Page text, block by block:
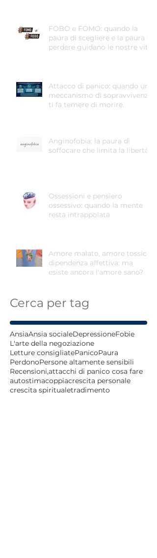
FOBO e FOMO: quando la
paura di scegliere e la paura di
perdere guidano le nostre vite
Attacco di panico: quando un
meccanismo di sopravvivenza
ti fa temere di morire.
Anginofobia: la paura di
soffocare che limita la libertà
Ossessioni e pensiero
ossessivo: quando la mente
resta intrappolata
Amore malato, amore tossico,
dipendenza affettiva: ma
esiste ancora l'amore sano?
Cerca per tag
AnsiaAnsia socialeDepressioneFobie
L'arte della negoziazione
Letture consigliatePanicoPaura
PerdonoPersone altamente sensibili
Recensioni,attacchi di panico cosa fare
autostimacoppiacrescita personale
crescita spiritualetradimento